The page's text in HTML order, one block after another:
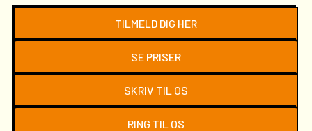
TILMELD DIG HER
SE PRISER
SKRIV TIL OS
RING TIL OS